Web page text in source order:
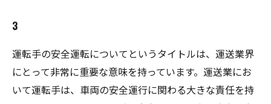
3
運転手の安全運転についてというタイトルは、運送業界
にとって非常に重要な意味を持っています。運送業にお
いて運転手は、車両の安全運行に関わる大きな責任を持